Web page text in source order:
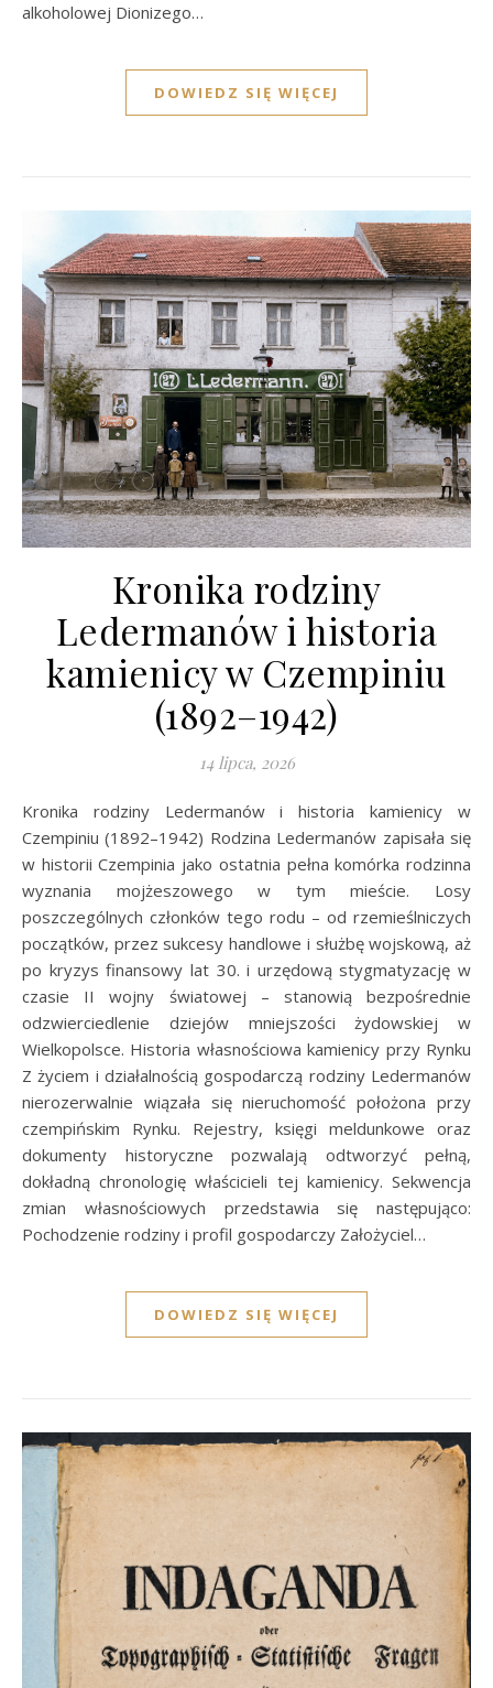
alkoholowej Dionizego…
DOWIEDZ SIĘ WIĘCEJ
Kronika rodziny
Ledermanów i historia
kamienicy w Czempiniu
(1892–1942)
14 lipca, 2026
Kronika rodziny Ledermanów i historia kamienicy w
Czempiniu (1892–1942) Rodzina Ledermanów zapisała się
w historii Czempinia jako ostatnia pełna komórka rodzinna
wyznania mojżeszowego w tym mieście. Losy
poszczególnych członków tego rodu – od rzemieślniczych
początków, przez sukcesy handlowe i służbę wojskową, aż
po kryzys finansowy lat 30. i urzędową stygmatyzację w
czasie II wojny światowej – stanowią bezpośrednie
odzwierciedlenie dziejów mniejszości żydowskiej w
Wielkopolsce. Historia własnościowa kamienicy przy Rynku
Z życiem i działalnością gospodarczą rodziny Ledermanów
nierozerwalnie wiązała się nieruchomość położona przy
czempińskim Rynku. Rejestry, księgi meldunkowe oraz
dokumenty historyczne pozwalają odtworzyć pełną,
dokładną chronologię właścicieli tej kamienicy. Sekwencja
zmian własnościowych przedstawia się następująco:
Pochodzenie rodziny i profil gospodarczy Założyciel…
DOWIEDZ SIĘ WIĘCEJ